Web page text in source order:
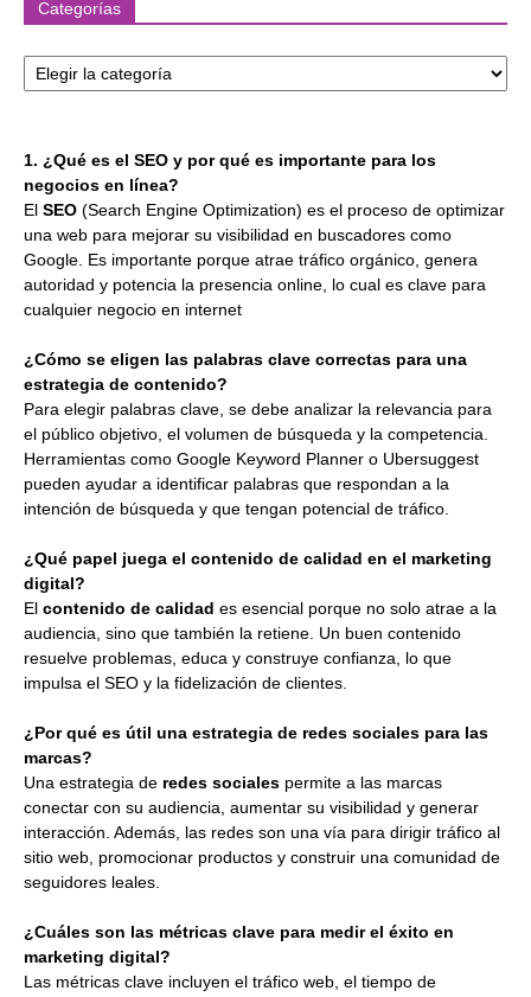
Categorías
Categorías
1. ¿Qué es el SEO y por qué es importante para los
negocios en línea?
El SEO (Search Engine Optimization) es el proceso de optimizar
una web para mejorar su visibilidad en buscadores como
Google. Es importante porque atrae tráfico orgánico, genera
autoridad y potencia la presencia online, lo cual es clave para
cualquier negocio en internet
¿Cómo se eligen las palabras clave correctas para una
estrategia de contenido?
Para elegir palabras clave, se debe analizar la relevancia para
el público objetivo, el volumen de búsqueda y la competencia.
Herramientas como Google Keyword Planner o Ubersuggest
pueden ayudar a identificar palabras que respondan a la
intención de búsqueda y que tengan potencial de tráfico.
¿Qué papel juega el contenido de calidad en el marketing
digital?
El contenido de calidad es esencial porque no solo atrae a la
audiencia, sino que también la retiene. Un buen contenido
resuelve problemas, educa y construye confianza, lo que
impulsa el SEO y la fidelización de clientes.
¿Por qué es útil una estrategia de redes sociales para las
marcas?
Una estrategia de redes sociales permite a las marcas
conectar con su audiencia, aumentar su visibilidad y generar
interacción. Además, las redes son una vía para dirigir tráfico al
sitio web, promocionar productos y construir una comunidad de
seguidores leales.
¿Cuáles son las métricas clave para medir el éxito en
marketing digital?
Las métricas clave incluyen el tráfico web, el tiempo de